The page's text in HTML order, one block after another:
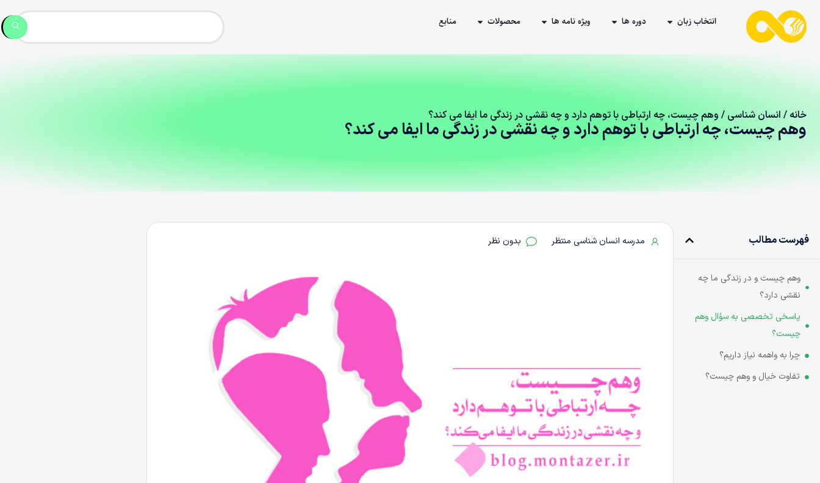
انتخاب زبان دوره ها ویژه نامه ها محصولات منابع
خانه / انسان شناسی / وهم چیست، چه ارتباطی با توهم دارد و چه نقشی در زندگی ما ایفا می کند؟
وهم چیست، چه ارتباطی با توهم دارد و چه نقشی در زندگی ما ایفا می کند؟
فهرست مطالب
وهم چیست و در زندگی ما چه
نقشی دارد؟
پاسخی تخصصی به سؤال وهم
چیست؟
چرا به واهمه نیاز داریم؟
تفاوت خیال و وهم چیست؟
مدرسه انسان شناسی منتظر بدون نظر